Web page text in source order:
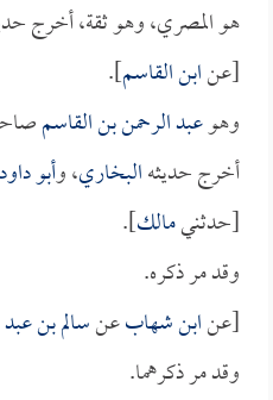
هو المصري، وهو ثقة، أخرج
[عنابن القاسم].
وهوعبد الرحمن بن القاسم
أخرج حديثهالبخاري، وأبو داود
[حدثنيمالك].
وقد مر ذكره.
[عنابن شهابعنسالم بن عبد
وقد مر ذكرهما.